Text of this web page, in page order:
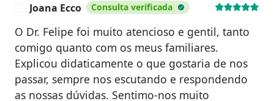
Joana Ecco Consulta verificada
O Dr. Felipe foi muito atencioso e gentil, tanto
comigo quanto com os meus familiares.
Explicou didaticamente o que gostaria de nos
passar, sempre nos escutando e respondendo
as nossas dúvidas. Sentimo-nos muito